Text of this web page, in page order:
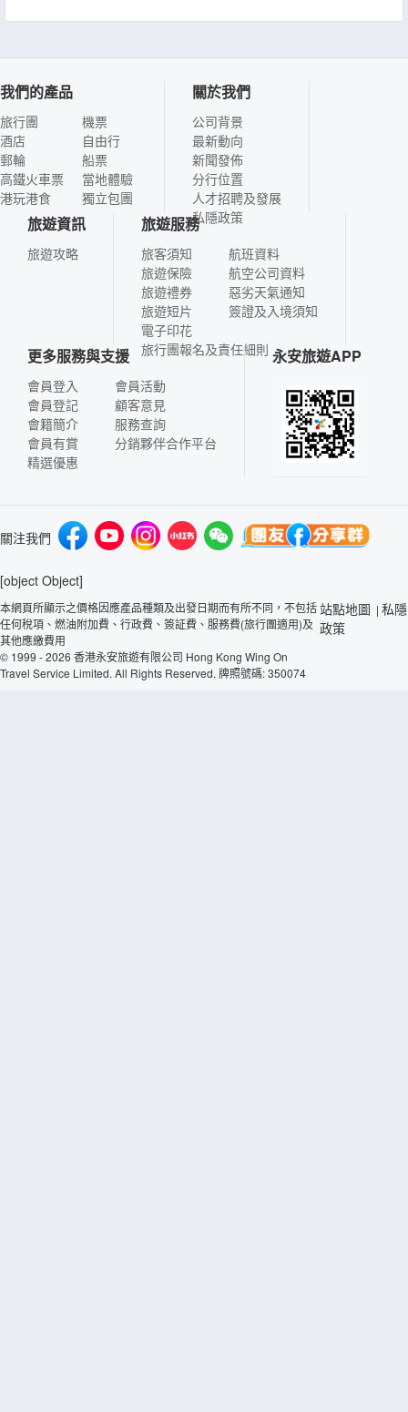
我們的產品
旅行團
酒店
郵輪
高鐵火車票
港玩港食
機票
自由行
船票
當地體驗
獨立包團
關於我們
公司背景
最新動向
新聞發佈
分行位置
人才招聘及發展
私隱政策
旅遊資訊
旅遊攻略
旅遊服務
旅客須知
旅遊保險
旅遊禮券
旅遊短片
電子印花
航班資料
航空公司資料
惡劣天氣通知
簽證及入境須知
旅行團報名及責任細則
更多服務與支援
會員登入
會員登記
會籍簡介
會員有賞
精選優惠
會員活動
顧客意見
服務查詢
分銷夥伴合作平台
永安旅遊APP
關注我們
[object Object]
本網頁所顯示之價格因應產品種類及出發日期而有所不同，不包括
任何稅項、燃油附加費、行政費、簽証費、服務費(旅行團適用)及
其他應繳費用
© 1999 - 2026 香港永安旅遊有限公司 Hong Kong Wing On
Travel Service Limited. All Rights Reserved. 牌照號碼: 350074
站點地圖 | 私隱
政策